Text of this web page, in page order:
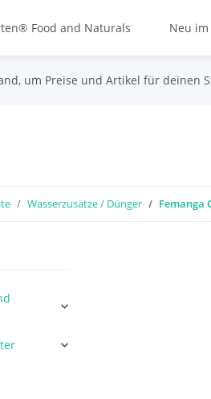
Food and Naturals Neu
um Preise und Artikel für deinen
Wasserzusätze / Dünger Femanga